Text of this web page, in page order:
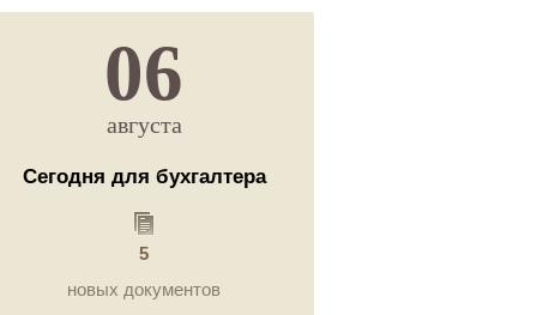
06
августа
Сегодня для бухгалтера
5
новых документов